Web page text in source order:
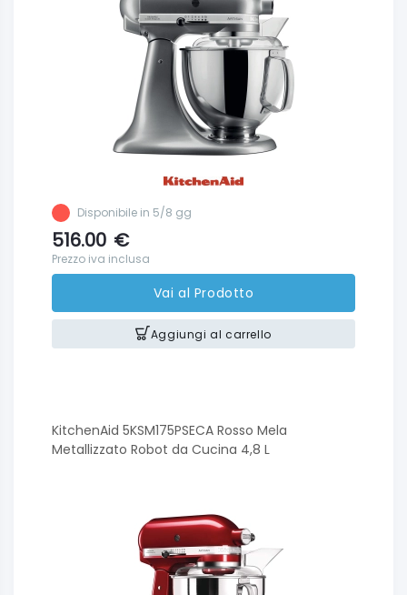
Disponibile in 5/8 gg
516.00 €
Prezzo iva inclusa
Vai al Prodotto
Aggiungi al carrello
KitchenAid 5KSM175PSECA Rosso Mela
Metallizzato Robot da Cucina 4,8 L